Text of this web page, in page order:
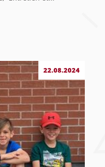
22.08.2024